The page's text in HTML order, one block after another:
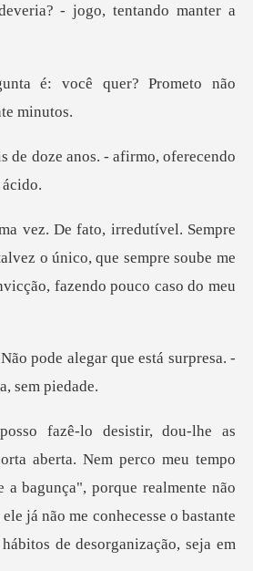
everia? - jogo, tent
você quer? Prometo não
ze anos. - afirmo, oferecend
o único, que sempre soube me
alegar que está surpresa. -
meu tempo
a bagunça", porque realmente não
ele já não